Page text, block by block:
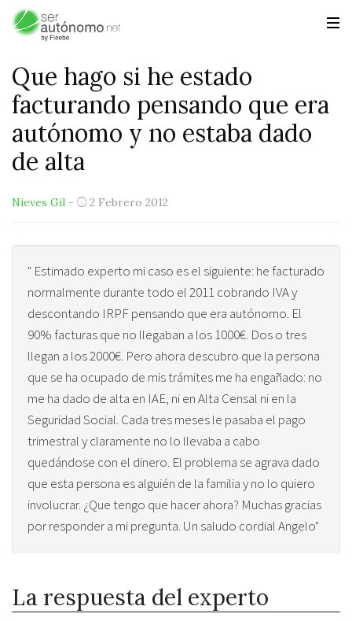
Que hago si he estado
facturando pensando que era
autónomo y no estaba dado
de alta
Nieves Gil - 2 Febrero 2012
" Estimado experto mi caso es el siguiente: he facturado
normalmente durante todo el 2011 cobrando IVA y
descontando IRPF pensando que era autónomo. El
90% facturas que no llegaban a los 1000€. Dos o tres
llegan a los 2000€. Pero ahora descubro que la persona
que se ha ocupado de mis trámites me ha engañado: no
me ha dado de alta en IAE, ni en Alta Censal ni en la
Seguridad Social. Cada tres meses le pasaba el pago
trimestral y claramente no lo llevaba a cabo
quedándose con el dinero. El problema se agrava dado
que esta persona es alguién de la familia y no lo quiero
involucrar. ¿Que tengo que hacer ahora? Muchas gracias
por responder a mi pregunta. Un saludo cordial Angelo"
La respuesta del experto